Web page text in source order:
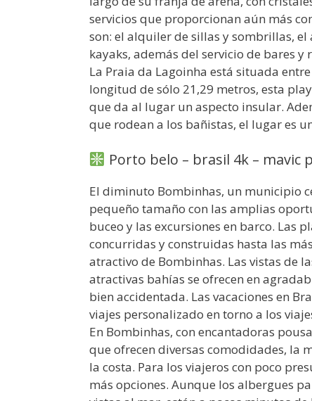
servicios que proporcionan aún más
son: el alquiler de sillas y sombrillas,
kayaks, además del servicio de bares
La Praia da Lagoinha está situada
longitud de sólo 21,29 metros, esta
que da al lugar un aspecto insular.
que rodean a los bañistas, el lugar es
Porto belo – brasil 4k – mavic
El diminuto Bombinhas, un municipio
pequeño tamaño con las amplias
buceo y las excursiones en barco. Las
concurridas y construidas hasta las
atractivo de Bombinhas. Las vistas de
atractivas bahías se ofrecen en
bien accidentada. Las vacaciones en
viajes personalizado en torno a los
En Bombinhas, con encantadoras
que ofrecen diversas comodidades, la
la costa. Para los viajeros con poco
más opciones. Aunque los albergues